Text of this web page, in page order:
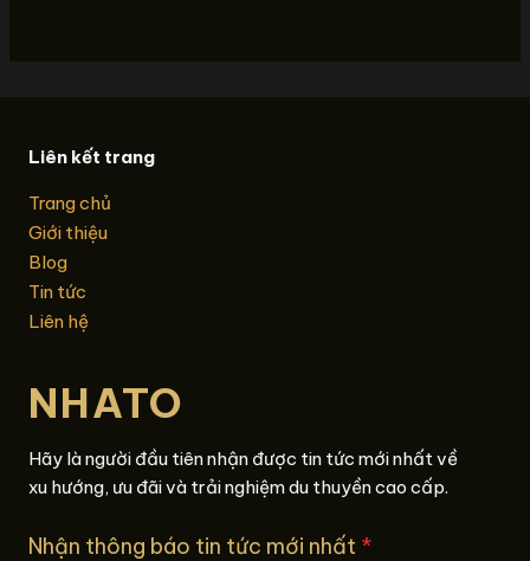
Liên kết trang
Trang chủ
Giới thiệu
Blog
Tin tức
Liên hệ
NHATO
Hãy là người đầu tiên nhận được tin tức mới nhất về
xu hướng, ưu đãi và trải nghiệm du thuyền cao cấp.
Nhận thông báo tin tức mới nhất *